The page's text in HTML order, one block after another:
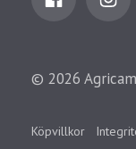
© 2026
Köpvillkor